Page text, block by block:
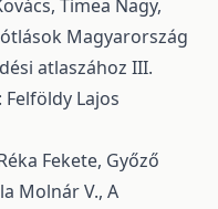
Timea Nagy,
Magyarország
atlaszához III.
Felföldy Lajos
Fekete, Győző
Molnár V., A